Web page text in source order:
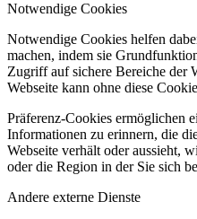
Notwendige Cookies
Notwendige Cookies helfen
machen, indem sie
Zugriff auf sichere Bereiche der
Webseite kann ohne diese
Präferenz-Cookies ermöglichen
Informationen zu erinnern, die
Webseite verhält oder aussieht,
oder die Region in der Sie sich
Andere externe Dienste